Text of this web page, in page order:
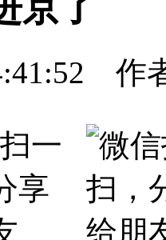
作